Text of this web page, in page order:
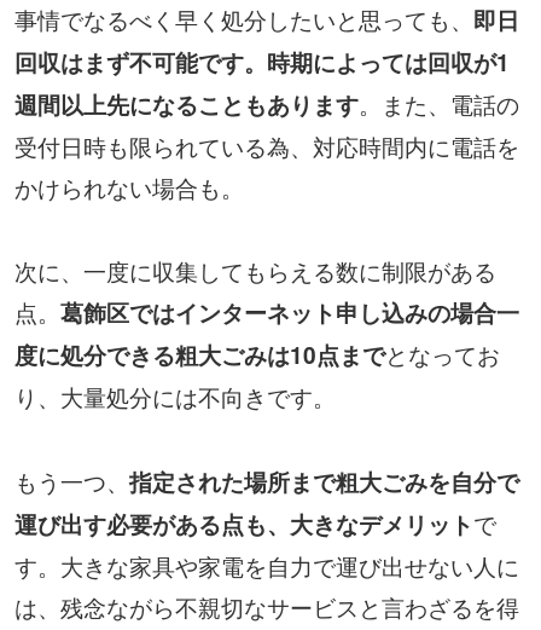
事情でなるべく早く処分したいと思っても、 即日
回収はまず不可能です。時期によっては回収が1
週間以上先になることもあります。また、電話の
受付日時も限られている為、対応時間内に電話を
かけられない場合も。
次に、一度に収集してもらえる数に制限がある
点。 葛飾区ではインターネット申し込みの場合一
度に処分できる粗大ごみは10点までとなってお
り、大量処分には不向きです。
もう一つ、指定された場所まで粗大ごみを自分で
運び出す必要がある点も、大きなデメリットで
す。大きな家具や家電を自力で運び出せない人に
は、残念ながら不親切なサービスと言わざるを得